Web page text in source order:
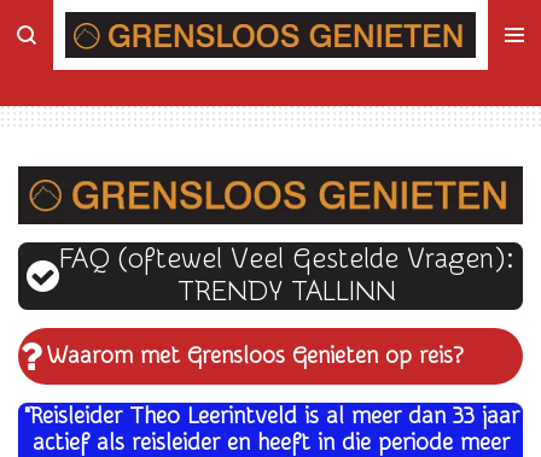
Ga
de
FAQ (oftewel Veel Gestelde Vragen):
TRENDY TALLINN
Waarom met Grensloos Genieten op reis?
"Reisleider Theo Leerintveld is al meer dan 33 jaar
actief als reisleider en heeft in die periode meer